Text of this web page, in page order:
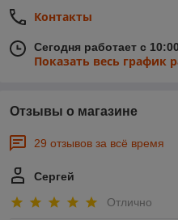
Контакты
Сегодня работает с
Показать весь график
Отзывы о магазине
29 отзывов за всё время
Сергей
Отлично